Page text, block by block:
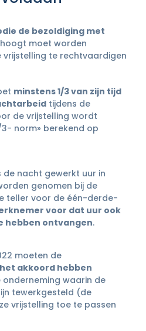
de bezoldiging met
moet worden
vrijstelling te rechtvaardigen
minstens 1/3 van zijn tijd
tijdens de
de vrijstelling wordt
norm» berekend op
de nacht gewerkt uur in
genomen bij de
teller voor de één-derde-
voor dat uur ook
hebben ontvangen.
moeten de
het akkoord hebben
onderneming waarin de
tewerkgesteld (de
vrijstelling toe te passen